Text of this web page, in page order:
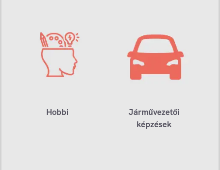
Hobbi
Járművezetői
képzések